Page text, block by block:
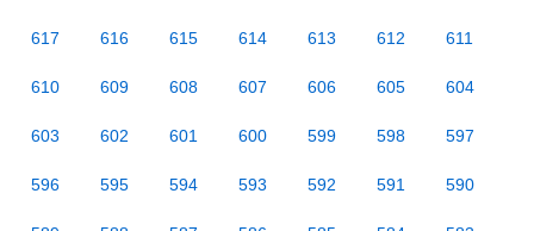
617 616 615 614 613 612 611
610 609 608 607 606 605 604
603 602 601 600 599 598 597
596 595 594 593 592 591 590